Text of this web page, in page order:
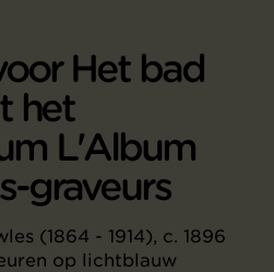
Het bad
het
L'Album
graveurs
(1864 - 1914), c. 1896
op lichtblauw